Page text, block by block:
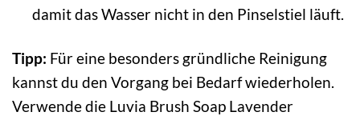
damit das Wasser nicht in den Pinselstiel läuft.
Tipp: Für eine besonders gründliche Reinigung
kannst du den Vorgang bei Bedarf wiederholen.
Verwende die Luvia Brush Soap Lavender